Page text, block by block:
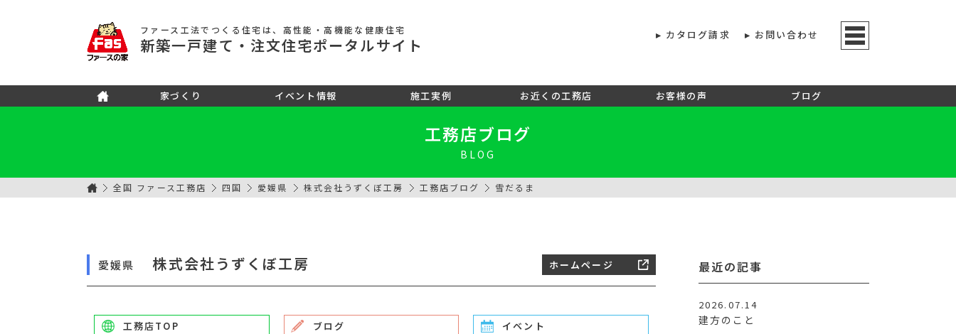
ファース工法でつくる住宅 は、高性能・高機能な健康住宅
新築一戸建て ・注文住宅ポータルサイト
カタログ請求 お問い合わせ
家づくり イベント情報 施工実例 お近くの工務店 お客様の声 ブログ
工務店ブログ
BLOG
全国 ファース工務店 四国 愛媛県 株式会社うずくぼ工房 工務店ブログ 雪だるま
愛媛県 株式会社うずくぼ工房 ホームページ
工務店TOP ブログ イベント
最近の記事
2026.07.14
建方のこと